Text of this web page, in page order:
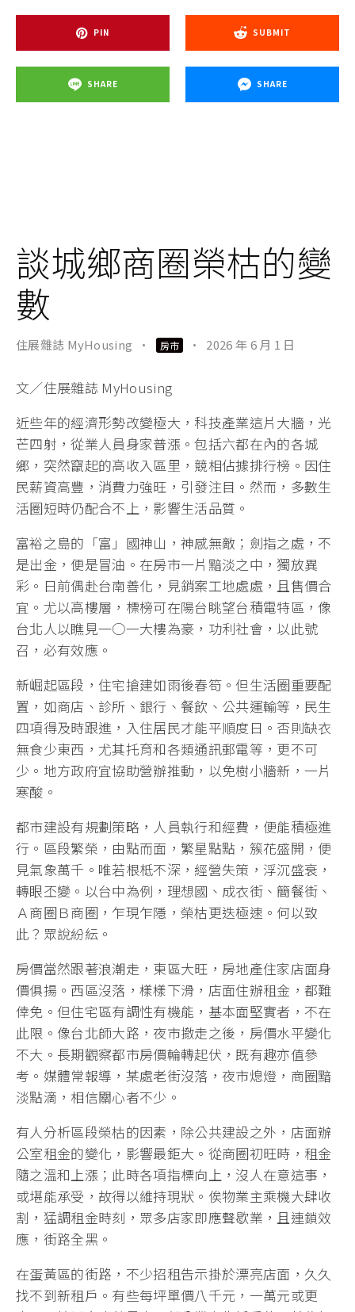
PIN SUBMIT
SHARE SHARE
談城鄉商圈榮枯的變
數
住展雜誌 MyHousing · 房市 · 2026 年 6 月 1 日
文／住展雜誌 MyHousing
近些年的經濟形勢改變極大，科技產業這片大牆，光
芒四射，從業人員身家普漲。包括六都在內的各城
鄉，突然竄起的高收入區里，競相佔據排行榜。因住
民薪資高豐，消費力強旺，引發注目。然而，多數生
活圈短時仍配合不上，影響生活品質。
富裕之島的「富」國神山，神感無敵；劍指之處，不
是出金，便是冒油。在房市一片黯淡之中，獨放異
彩。日前偶赴台南善化，見銷案工地處處，且售價合
宜。尤以高樓層，標榜可在陽台眺望台積電特區，像
台北人以瞧見一○一大樓為豪，功利社會，以此號
召，必有效應。
新崛起區段，住宅搶建如雨後春笱。但生活圈重要配
置，如商店、診所、銀行、餐飲、公共運輸等，民生
四項得及時跟進，入住居民才能平順度日。否則缺衣
無食少東西，尤其托育和各類通訊郵電等，更不可
少。地方政府宜協助營辦推動，以免樹小牆新，一片
寒酸。
都市建設有規劃策略，人員執行和經費，便能積極進
行。區段繁榮，由點而面，繁星點點，簇花盛開，便
見氣象萬千。唯若根柢不深，經營失策，浮沉盛衰，
轉眼丕變。以台中為例，理想國、成衣街、簡餐街、
Ａ商圈Ｂ商圈，乍現乍隱，榮枯更迭極速。何以致
此？眾說紛紜。
房價當然跟著浪潮走，東區大旺，房地產住家店面身
價俱揚。西區沒落，樣樣下滑，店面住辦租金，都難
倖免。但住宅區有調性有機能，基本面堅實者，不在
此限。像台北師大路，夜市撤走之後，房價水平變化
不大。長期觀察都市房價輪轉起伏，既有趣亦值參
考。媒體常報導，某處老街沒落，夜市熄燈，商圈黯
淡點滴，相信關心者不少。
有人分析區段榮枯的因素，除公共建設之外，店面辦
公室租金的變化，影響最鉅大。從商圈初旺時，租金
隨之溫和上漲；此時各項指標向上，沒人在意這事，
或堪能承受，故得以維持現狀。俟物業主乘機大肆收
割，猛調租金時刻，眾多店家即應聲歇業，且連鎖效
應，街路全黑。
在蛋黃區的街路，不少招租告示掛於漂亮店面，久久
找不到新租戶。有些每坪單價八千元，一萬元或更